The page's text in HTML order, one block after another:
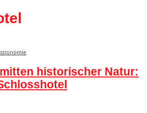
historischer Natur: